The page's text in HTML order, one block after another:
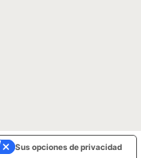
Sus opciones de privacidad